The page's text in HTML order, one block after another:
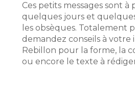
Ces petits messages sont
quelques jours et
les obsèques. Totalement
demandez conseils à
Rebillon pour la forme, la
ou encore le texte à